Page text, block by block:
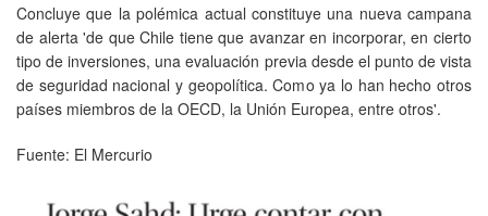
Concluye que la polémica actual constituye una nueva campana
de alerta 'de que Chile tiene que avanzar en incorporar, en cierto
tipo de inversiones, una evaluación previa desde el punto de vista
de seguridad nacional y geopolítica. Como ya lo han hecho otros
países miembros de la OECD, la Unión Europea, entre otros'.
Fuente: El Mercurio